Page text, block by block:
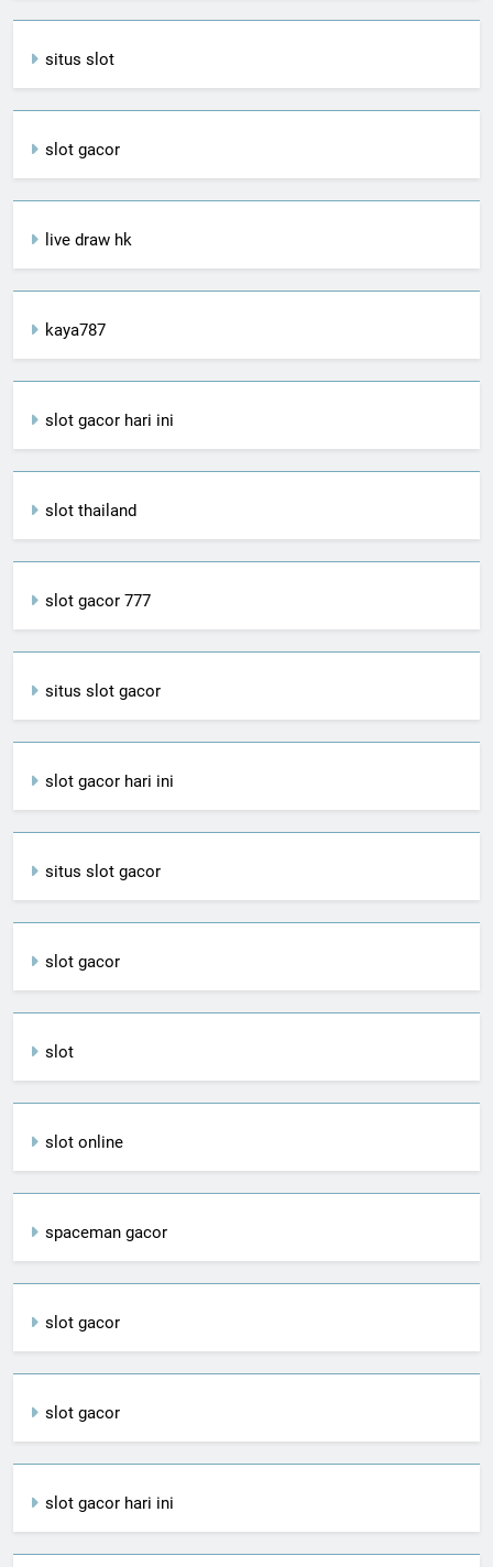
situs slot
slot gacor
live draw hk
kaya787
slot gacor hari ini
slot thailand
slot gacor 777
situs slot gacor
slot gacor hari ini
situs slot gacor
slot gacor
slot
slot online
spaceman gacor
slot gacor
slot gacor
slot gacor hari ini